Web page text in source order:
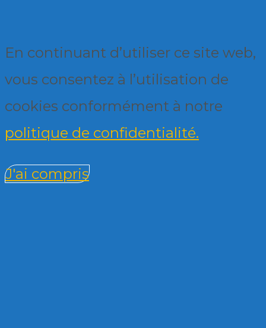
En continuant d’utiliser ce site web,
vous consentez à l’utilisation de
cookies conformément à notre
politique de confidentialité.
J'ai compris